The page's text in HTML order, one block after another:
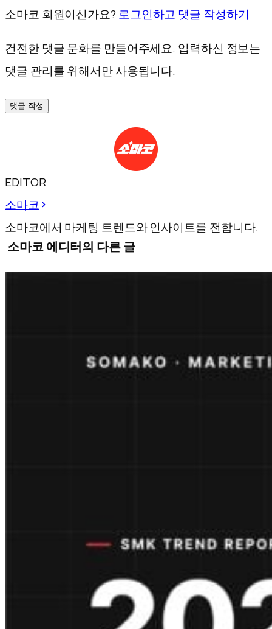
소마코 회원이신가요? 로그인하고 댓글 작성하기
건전한 댓글 문화를 만들어주세요. 입력하신 정보는
댓글 관리를 위해서만 사용됩니다.
댓글 작성
EDITOR
소마코
소마코에서 마케팅 트렌드와 인사이트를 전합니다.
소마코 에디터의 다른 글